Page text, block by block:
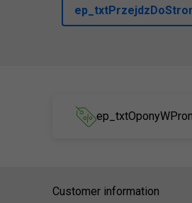
Customer information